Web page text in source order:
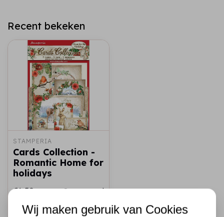
Recent bekeken
STAMPERIA
Cards Collection -
Romantic Home for
holidays
€6,50 Op voorraad
Snel toevoegen
Wij maken gebruik van Cookies